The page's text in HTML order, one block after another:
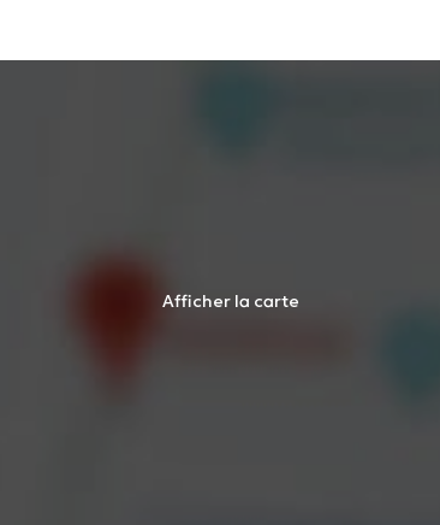
Afficher la carte